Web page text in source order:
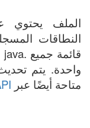
الملف يحتوي
واحدة. يتم
متاحة أيضًا عبر